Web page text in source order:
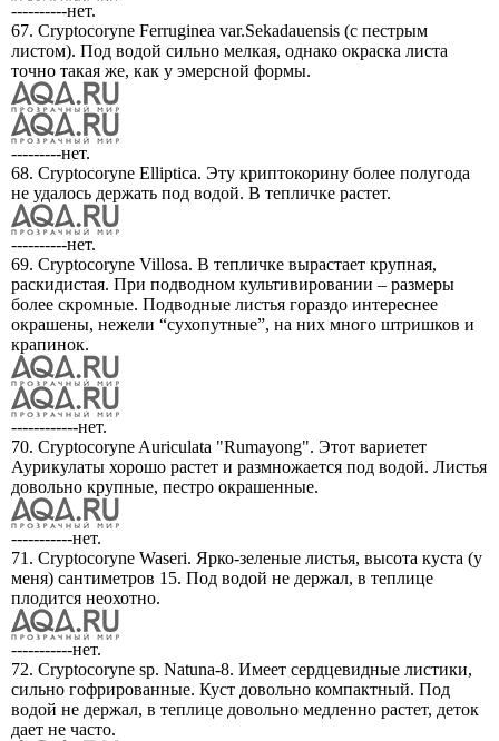
----------нет.
67. Cryptocoryne Ferruginea var.Sekadauensis (с пестрым
листом). Под водой сильно мелкая, однако окраска листа
точно такая же, как у эмерсной формы.
---------нет.
68. Cryptocoryne Elliptica. Эту криптокорину более полугода
не удалось держать под водой. В тепличке растет.
----------нет.
69. Cryptocoryne Villosa. В тепличке вырастает крупная,
раскидистая. При подводном культивировании – размеры
более скромные. Подводные листья гораздо интереснее
окрашены, нежели “сухопутные”, на них много штришков и
крапинок.
------------нет.
70. Cryptocoryne Auriculata "Rumayong". Этот вариетет
Аурикулаты хорошо растет и размножается под водой. Листья
довольно крупные, пестро окрашенные.
-----------нет.
71. Cryptocoryne Waseri. Ярко-зеленые листья, высота куста (у
меня) сантиметров 15. Под водой не держал, в теплице
плодится неохотно.
-----------нет.
72. Cryptocoryne sp. Natuna-8. Имеет сердцевидные листики,
сильно гофрированные. Куст довольно компактный. Под
водой не держал, в теплице довольно медленно растет, деток
дает не часто.